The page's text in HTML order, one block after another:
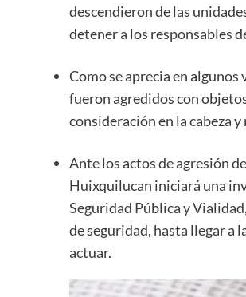
descendieron de las
detener a los responsables
Como se aprecia en
fueron agredidos con
consideración en la cabeza
Ante los actos de agresión
Huixquilucan iniciará una
Seguridad Pública y
de seguridad, hasta llegar a
actuar.